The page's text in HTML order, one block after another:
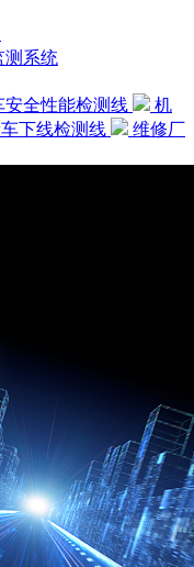
测系统
安全性能检测线
机
下线检测线
维修厂